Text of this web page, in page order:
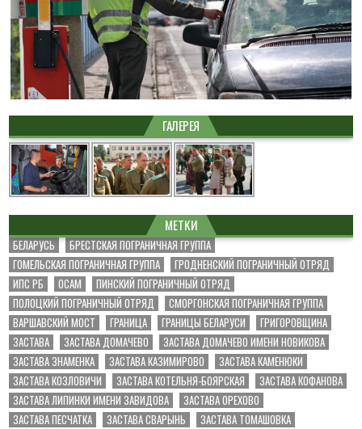
ГАЛЕРЕЯ
МЕТКИ
БЕЛАРУСЬ
БРЕСТСКАЯ ПОГРАНИЧНАЯ ГРУППА
ГОМЕЛЬСКАЯ ПОГРАНИЧНАЯ ГРУППА
ГРОДНЕНСКИЙ ПОГРАНИЧНЫЙ ОТРЯД
ИПС РБ
ОСАМ
ПИНСКИЙ ПОГРАНИЧНЫЙ ОТРЯД
ПОЛОЦКИЙ ПОГРАНИЧНЫЙ ОТРЯД
СМОРГОНСКАЯ ПОГРАНИЧНАЯ ГРУППА
ВАРШАВСКИЙ МОСТ
ГРАНИЦА ГРАНИЦЫ БЕЛАРУСИ
ГРИГОРОВЩИНА
ЗАСТАВА
ЗАСТАВА ДОМАЧЕВО
ЗАСТАВА ДОМАЧЕВО ИМЕНИ НОВИКОВА
ЗАСТАВА ЗНАМЕНКА
ЗАСТАВА КАЗИМИРОВО
ЗАСТАВА КАМЕНЮКИ
ЗАСТАВА КОЗЛОВИЧИ
ЗАСТАВА КОТЕЛЬНЯ-БОЯРСКАЯ
ЗАСТАВА КОФАНОВА
ЗАСТАВА ЛИПИНКИ ИМЕНИ ЗАВИДОВА
ЗАСТАВА ОРЕХОВО
ЗАСТАВА ПЕСЧАТКА
ЗАСТАВА СВАРЫНЬ
ЗАСТАВА ТОМАШОВКА